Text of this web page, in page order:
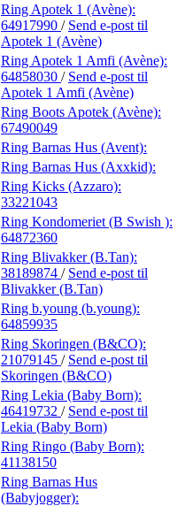
Ring Apotek 1 (Avène):
64917990 / Send e-post til
Apotek 1 (Avène)
Ring Apotek 1 Amfi (Avène):
64858030 / Send e-post til
Apotek 1 Amfi (Avène)
Ring Boots Apotek (Avène):
67490049
Ring Barnas Hus (Avent):
Ring Barnas Hus (Axxkid):
Ring Kicks (Azzaro):
33221043
Ring Kondomeriet (B Swish ):
64872360
Ring Blivakker (B.Tan):
38189874 / Send e-post til
Blivakker (B.Tan)
Ring b.young (b.young):
64859935
Ring Skoringen (B&CO):
21079145 / Send e-post til
Skoringen (B&CO)
Ring Lekia (Baby Born):
46419732 / Send e-post til
Lekia (Baby Born)
Ring Ringo (Baby Born):
41138150
Ring Barnas Hus
(Babyjogger):